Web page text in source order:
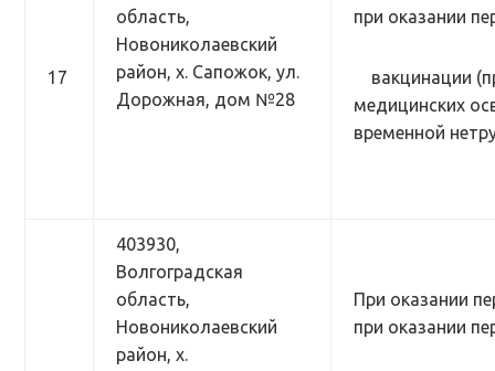
17
область,
Новониколаевский
район, х. Сапожок, ул.
Дорожная, дом №28
при оказании
вакцинации
медицинских
временной
403930,
Волгоградская
область,
Новониколаевский
район, х.
При оказании
при оказании